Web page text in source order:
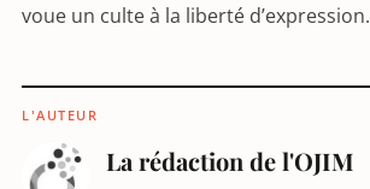
voue un culte à la liberté d’expression.
L'AUTEUR
La rédaction de l'OJIM